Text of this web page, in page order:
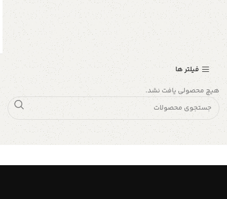
فیلتر ها
هیچ محصولی یافت نشد.